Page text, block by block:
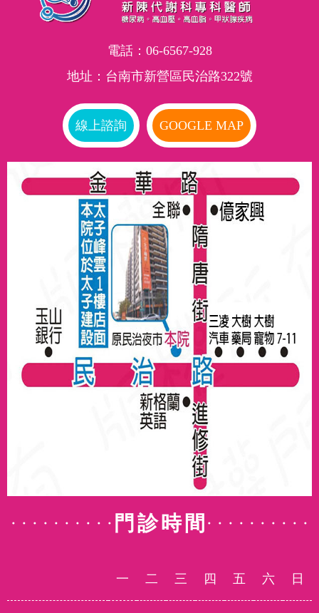
電話： 06-6567-928
地址：台南市新營區民治路322號
線上諮詢 GOOGLE MAP
門診時間
一 二 三 四 五 六 日